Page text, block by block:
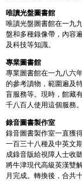
唯讀光盤圖書館
唯讀光盤圖書館在一九
盤和多種錄像帶，內容
及科技等知識。
專業圖書館
專業圖書館在一九八六
的參考讀物，範圍遍及
盲服務等。現時，館藏
千八百人使用這個服務。
錄音圖書製作室
錄音圖書製作室一直獲
一百三十八種及中英文
成錄音版給視障人士收聽
將牛津現代高級英漢雙
月完成。轉換後，合共